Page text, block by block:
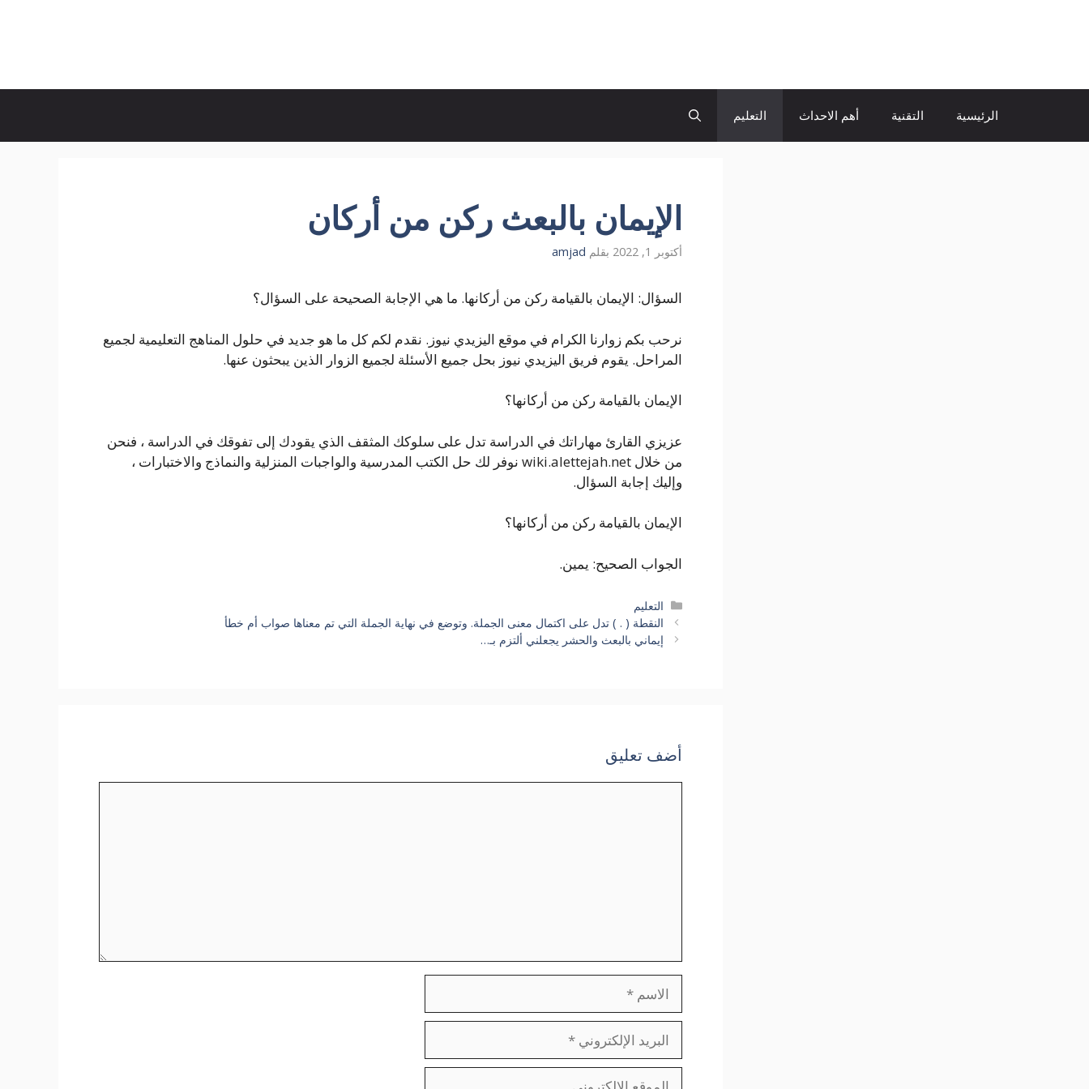
الرئيسية التقنية أهم الاحداث التعليم
الإيمان بالبعث ركن من أركان
أكتوبر 1, 2022 بقلم amjad
السؤال: الإيمان بالقيامة ركن من أركانها. ما هي الإجابة الصحيحة على السؤال؟
نرحب بكم زوارنا الكرام في موقع اليزيدي نيوز. نقدم لكم كل ما هو جديد في حلول المناهج التعليمية لجميع
المراحل. يقوم فريق اليزيدي نيوز بحل جميع الأسئلة لجميع الزوار الذين يبحثون عنها.
الإيمان بالقيامة ركن من أركانها؟
عزيزي القارئ مهاراتك في الدراسة تدل على سلوكك المثقف الذي يقودك إلى تفوقك في الدراسة ، فنحن
من خلال wiki.alettejah.net نوفر لك حل الكتب المدرسية والواجبات المنزلية والنماذج والاختبارات ،
وإليك إجابة السؤال.
الإيمان بالقيامة ركن من أركانها؟
الجواب الصحيح: يمين.
التصنيفات
التعليم
النقطة ( . ) تدل على اكتمال معنى الجملة. وتوضع في نهاية الجملة التي تم معناها صواب أم خطأ
إيماني بالبعث والحشر يجعلني ألتزم بـ…
أضف تعليق
الاسم
البريد
الإلكتروني
الموقع